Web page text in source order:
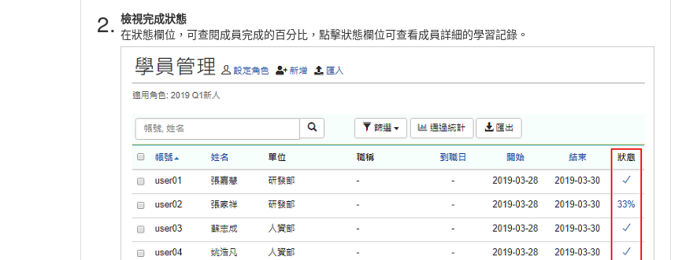
2. 檢視完成狀態
在狀態欄位，可查閱成員完成的百分比，點擊狀態欄位可查看成員詳細的學習記錄。